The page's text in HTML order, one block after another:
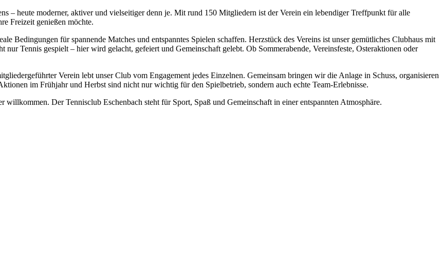
– heute moderner, aktiver und vielseitiger denn je. Mit rund 150 Mitgliedern ist der Verein ein lebendiger Treffpunkt für alle
Freizeit genießen möchte.
Bedingungen für spannende Matches und entspanntes Spielen schaffen. Herzstück des Vereins ist unser gemütliches Clubhaus mit
Tennis gespielt – hier wird gelacht, gefeiert und Gemeinschaft gelebt. Ob Sommerabende, Vereinsfeste, Osteraktionen oder
Verein lebt unser Club vom Engagement jedes Einzelnen. Gemeinsam bringen wir die Anlage in Schuss, organisieren
im Frühjahr und Herbst sind nicht nur wichtig für den Spielbetrieb, sondern auch echte Team-Erlebnisse.
Der Tennisclub Eschenbach steht für Sport, Spaß und Gemeinschaft in einer entspannten Atmosphäre.